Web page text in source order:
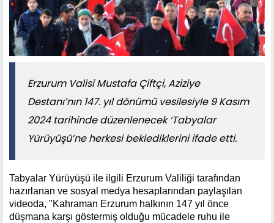
​​​​​​​Erzurum Valisi Mustafa Çiftçi, Aziziye
Destanı’nın 147. yıl dönümü vesilesiyle 9 Kasım
2024 tarihinde düzenlenecek ‘Tabyalar
Yürüyüşü’ne herkesi beklediklerini ifade etti.
Tabyalar Yürüyüşü ile ilgili Erzurum Valiliği tarafından
hazırlanan ve sosyal medya hesaplarından paylaşılan
videoda, "Kahraman Erzurum halkının 147 yıl önce
düşmana karşı göstermiş olduğu mücadele ruhu ile